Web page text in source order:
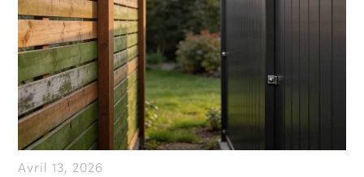
Avril 13, 2026